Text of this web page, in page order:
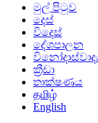
මුල් පිටුව
දෙස්
විදෙස්
දේශපාලන
ක්‍රීඩා
තාක්ෂණය
தமிழ்
English